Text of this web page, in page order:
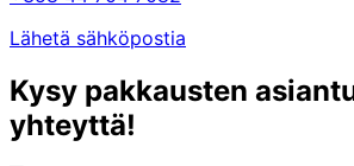
Lähetä sähköpostia
Kysy pakkausten
yhteyttä!